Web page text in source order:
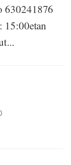
630241876